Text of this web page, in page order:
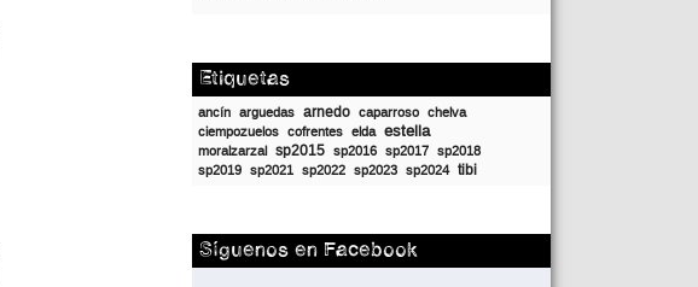
Etiquetas
ancín arguedas arnedo caparroso chelva
ciempozuelos cofrentes elda estella
moralzarzal sp2015 sp2016 sp2017 sp2018
sp2019 sp2021 sp2022 sp2023 sp2024 tibi
Síguenos en Facebook